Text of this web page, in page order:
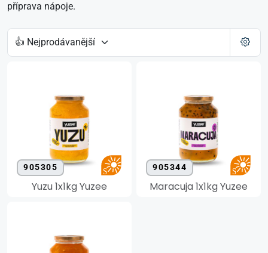
příprava nápoje.
905305
Yuzu 1x1kg Yuzee
905344
Maracuja 1x1kg Yuzee